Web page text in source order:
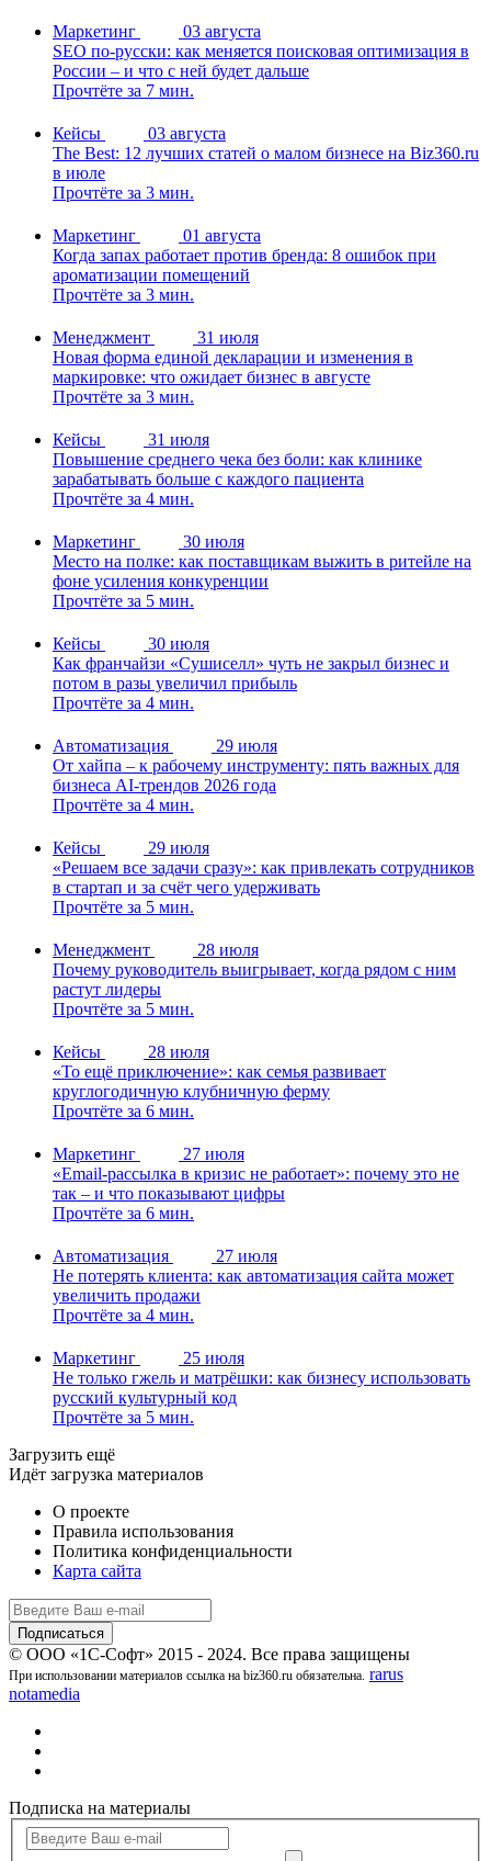
Маркетинг
03 августа
SEO по-русски: как меняется поисковая оптимизация в
России – и что с ней будет дальше
Прочтёте за 7 мин.
Кейсы
03 августа
The Best: 12 лучших статей о малом бизнесе на Biz360.ru
в июле
Прочтёте за 3 мин.
Маркетинг
01 августа
Когда запах работает против бренда: 8 ошибок при
ароматизации помещений
Прочтёте за 3 мин.
Менеджмент
31 июля
Новая форма единой декларации и изменения в
маркировке: что ожидает бизнес в августе
Прочтёте за 3 мин.
Кейсы
31 июля
Повышение среднего чека без боли: как клинике
зарабатывать больше с каждого пациента
Прочтёте за 4 мин.
Маркетинг
30 июля
Место на полке: как поставщикам выжить в ритейле на
фоне усиления конкуренции
Прочтёте за 5 мин.
Кейсы
30 июля
Как франчайзи «Сушиселл» чуть не закрыл бизнес и
потом в разы увеличил прибыль
Прочтёте за 4 мин.
Автоматизация
29 июля
От хайпа – к рабочему инструменту: пять важных для
бизнеса AI-трендов 2026 года
Прочтёте за 4 мин.
Кейсы
29 июля
«Решаем все задачи сразу»: как привлекать сотрудников
в стартап и за счёт чего удерживать
Прочтёте за 5 мин.
Менеджмент
28 июля
Почему руководитель выигрывает, когда рядом с ним
растут лидеры
Прочтёте за 5 мин.
Кейсы
28 июля
«То ещё приключение»: как семья развивает
круглогодичную клубничную ферму
Прочтёте за 6 мин.
Маркетинг
27 июля
«Email-рассылка в кризис не работает»: почему это не
так – и что показывают цифры
Прочтёте за 6 мин.
Автоматизация
27 июля
Не потерять клиента: как автоматизация сайта может
увеличить продажи
Прочтёте за 4 мин.
Маркетинг
25 июля
Не только гжель и матрёшки: как бизнесу использовать
русский культурный код
Прочтёте за 5 мин.
Загрузить ещё
Идёт загрузка материалов
О проекте
Правила использования
Политика конфиденциальности
Карта сайта
© ООО «1С-Софт» 2015 - 2024. Все права защищены
При использовании материалов ссылка на biz360.ru обязательна. rarus
notamedia
Подписка на материалы